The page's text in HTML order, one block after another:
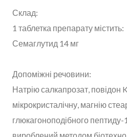
Склад:
1 таблетка препарату містить:
Семаглутид 14 мг
Допоміжні речовини:
Натрію салкапрозат, повідон
мікрокристалічну, магнію
глюкагоноподібного
вироблений методом